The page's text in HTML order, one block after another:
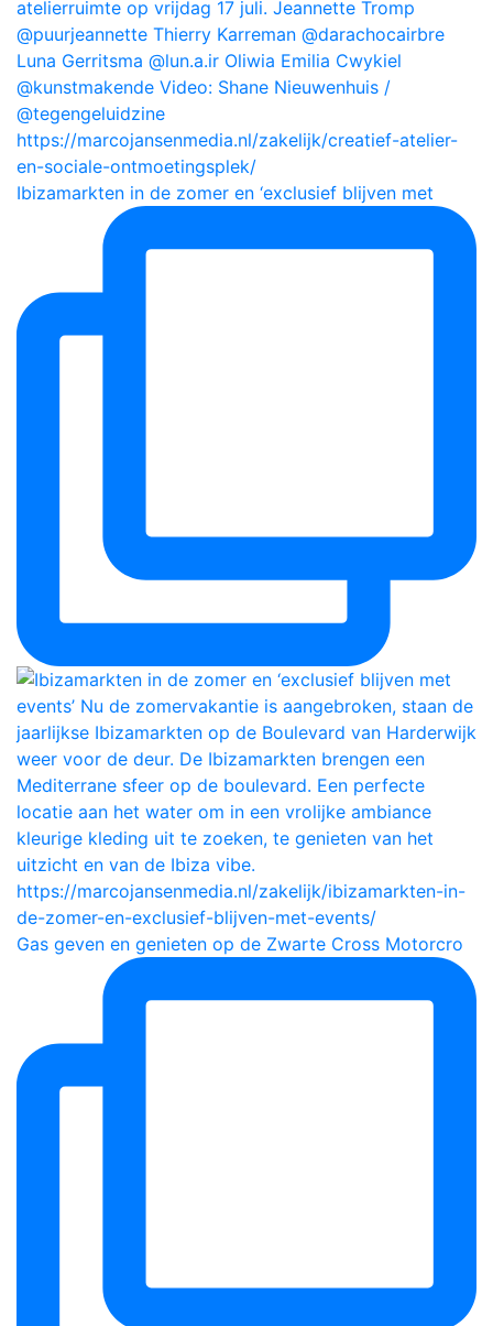
Ibizamarkten in de zomer en ‘exclusief blijven met
Gas geven en genieten op de Zwarte Cross Motorcro